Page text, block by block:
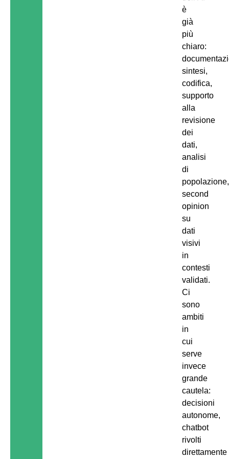
è
già
più
chiaro:
sintesi,
codifica,
supporto
alla
revisione
dei
dati,
analisi
di
popolazione,
second
opinion
su
dati
visivi
in
contesti
validati.
Ci
sono
ambiti
in
cui
serve
invece
grande
cautela:
decisioni
autonome,
chatbot
rivolti
direttamente